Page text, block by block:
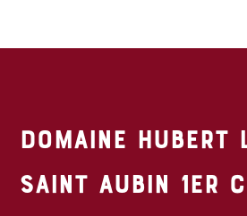
Domaine Hubert
Saint Aubin 1er